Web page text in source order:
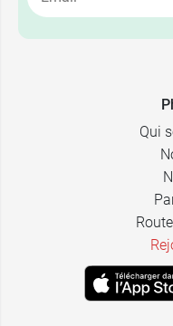
7,49 €
Qui